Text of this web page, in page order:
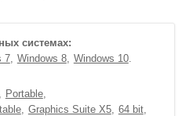
системах:
7 Windows 8
Windows 10
Portable
Graphics Suite X5
64 bit